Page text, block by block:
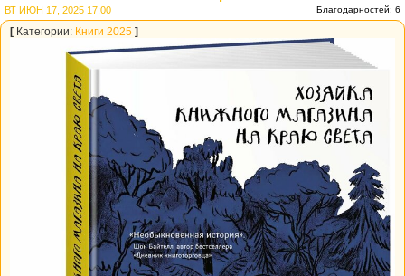
Благодарностей: 6
ВТ ИЮН 17, 2025 17:00
[ Категории: Книги 2025 ]